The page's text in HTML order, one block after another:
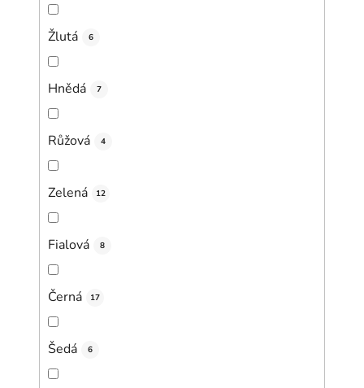
Žlutá 6
Hnědá 7
Růžová 4
Zelená 12
Fialová 8
Černá 17
Šedá 6